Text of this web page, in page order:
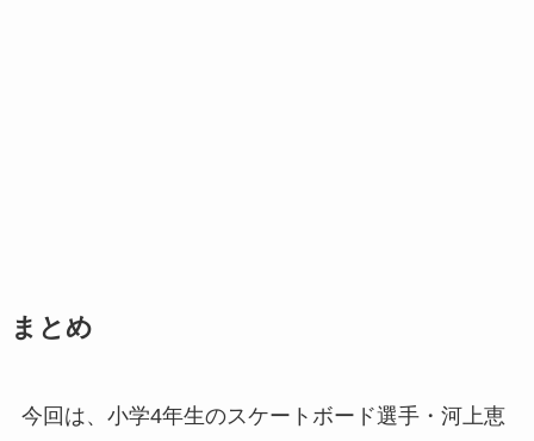
まとめ
今回は、小学4年生のスケートボード選手・河上恵